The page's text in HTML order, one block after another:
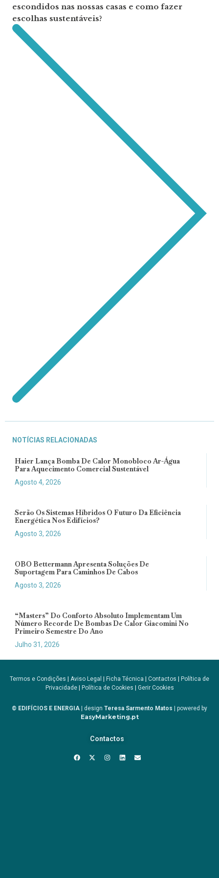
escondidos nas nossas casas e como fazer
escolhas sustentáveis?
NOTÍCIAS RELACIONADAS
Haier Lança Bomba De Calor Monobloco Ar-Água
Para Aquecimento Comercial Sustentável
Agosto 4, 2026
Serão Os Sistemas Híbridos O Futuro Da Eficiência
Energética Nos Edifícios?
Agosto 3, 2026
OBO Bettermann Apresenta Soluções De
Suportagem Para Caminhos De Cabos
Agosto 3, 2026
“Masters” Do Conforto Absoluto Implementam Um
Número Recorde De Bombas De Calor Giacomini No
Primeiro Semestre Do Ano
Julho 31, 2026
Termos e Condições | Aviso Legal | Ficha Técnica | Contactos | Política de
Privacidade| Política de Cookies | Gerir Cookies
© EDIFÍCIOS E ENERGIA | design Teresa Sarmento Matos | powered by
EasyMarketing.pt
Contactos